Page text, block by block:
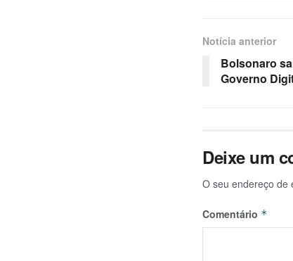
Notícia anterior
Bolsonaro
Governo
Deixe um
O seu endereço de
Comentário *